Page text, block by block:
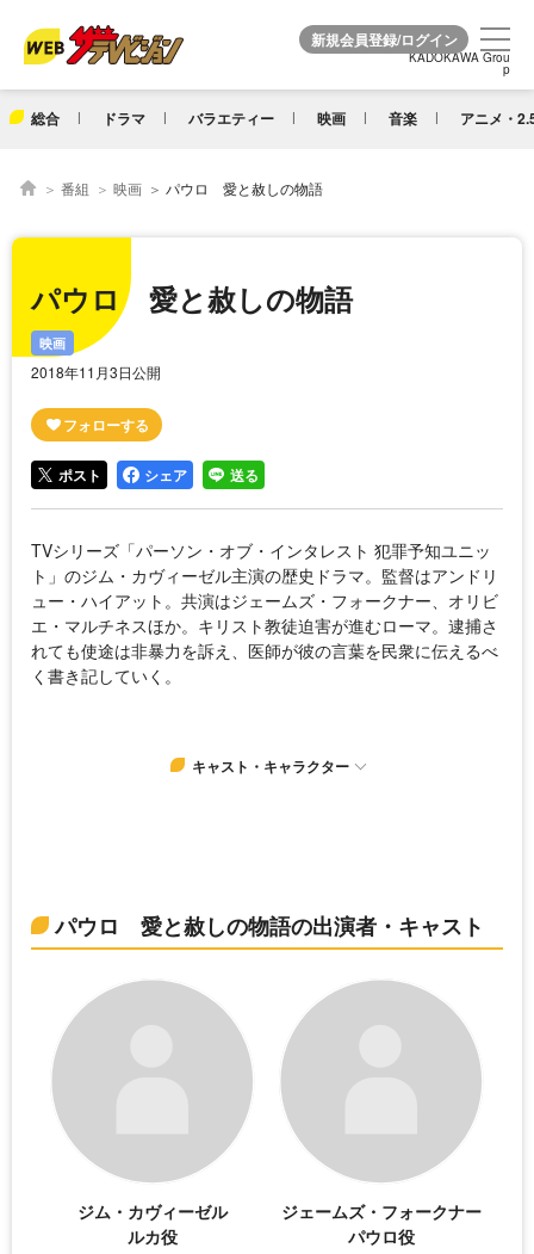
KADOKAWA Grou
p
総合 ドラマ バラエティー 映画 音楽 アニメ・
KADOKAWA Grou
p
番組 映画 パウロ 愛と赦しの物語
パウロ 愛と赦しの物語
映画
2018年11月3日公開
ポスト シェア 送る
TVシリーズ「パーソン・オブ・インタレスト 犯罪予知ユニッ
ト」のジム・カヴィーゼル主演の歴史ドラマ。監督はアンドリ
ュー・ハイアット。共演はジェームズ・フォークナー、オリビ
エ・マルチネスほか。キリスト教徒迫害が進むローマ。逮捕さ
れても使途は非暴力を訴え、医師が彼の言葉を民衆に伝えるべ
く書き記していく。
キャスト・キャラクター
パウロ 愛と赦しの物語の出演者・キャスト
ジム・カヴィーゼル
ルカ役
ジェームズ・フォークナー
パウロ役